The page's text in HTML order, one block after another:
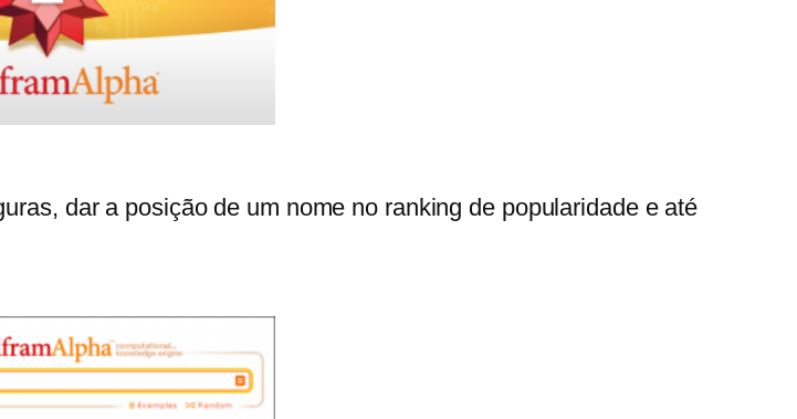
dar a posição de um nome no ranking de popularidade e até